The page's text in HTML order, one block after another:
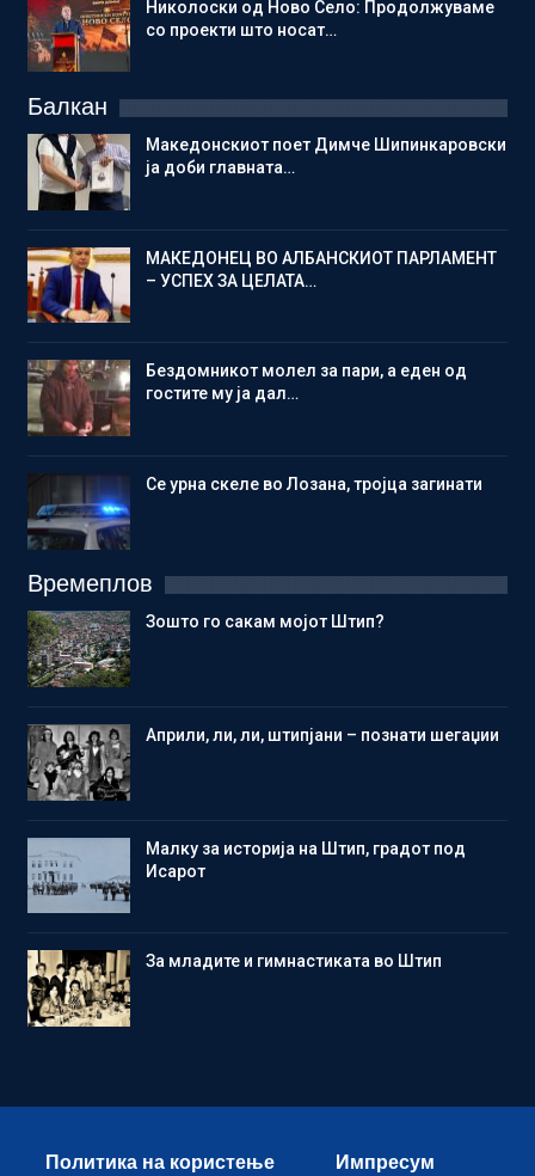
Николоски од Ново Село: Продолжуваме
со проекти што носат…
Балкан
Македонскиот поет Димче Шипинкаровски
ја доби главната…
МАКЕДОНЕЦ ВО АЛБАНСКИОТ ПАРЛАМЕНТ
– УСПЕХ ЗА ЦЕЛАТА…
Бездомникот молел за пари, а еден од
гостите му ја дал…
Се урна скеле во Лозана, тројца загинати
Времеплов
Зошто го сакам мојот Штип?
Aприли, ли, ли, штипјани – познати шегаџии
Малку за историја на Штип, градот под
Исарот
Зa младите и гимнастиката во Штип
Политика на користење Импресум